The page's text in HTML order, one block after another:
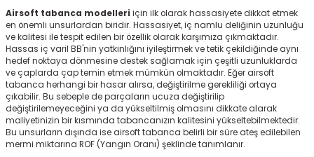
Airsoft tabanca modelleri için ilk olarak hassasiyete dikkat etmek
en önemli unsurlardan biridir. Hassasiyet, iç namlu deliğinin uzunluğu
ve kalitesi ile tespit edilen bir özellik olarak karşımıza çıkmaktadır.
Hassas iç varil BB'nin yatkınlığını iyileştirmek ve tetik çekildiğinde aynı
hedef noktaya dönmesine destek sağlamak için çeşitli uzunluklarda
ve çaplarda çap temin etmek mümkün olmaktadır. Eğer airsoft
tabanca herhangi bir hasar alırsa, değiştirilme gerekliliği ortaya
çıkabilir. Bu sebeple de parçaların ucuza değiştirilip
değiştirilemeyeceğini ya da yükseltilmiş olmasını dikkate alarak
maliyetinizin bir kısmında tabancanızın kalitesini yükseltebilmektedir.
Bu unsurların dışında ise airsoft tabanca belirli bir süre ateş edilebilen
mermi miktarına ROF (Yangın Oranı) şeklinde tanımlanır.